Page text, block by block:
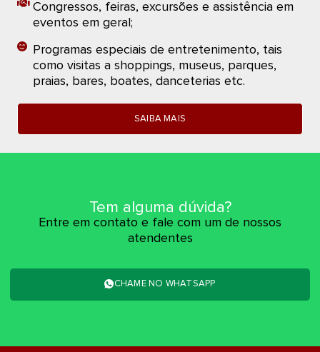
Congressos, feiras, excursões e assistência em
eventos em geral;
Programas especiais de entretenimento, tais
como visitas a shoppings, museus, parques,
praias, bares, boates, danceterias etc.
SAIBA MAIS
Tem alguma dúvida?
Entre em contato e fale com um de nossos
atendentes
CHAME NO WHATSAPP